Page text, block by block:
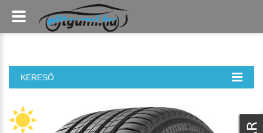
KERESŐ